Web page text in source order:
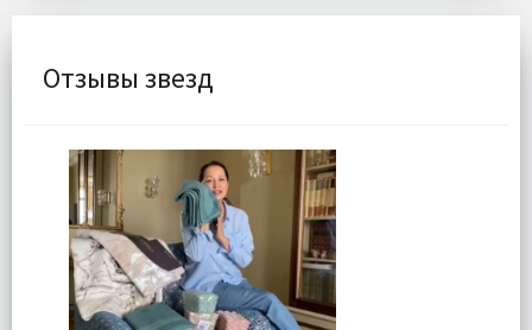
Отзывы звезд